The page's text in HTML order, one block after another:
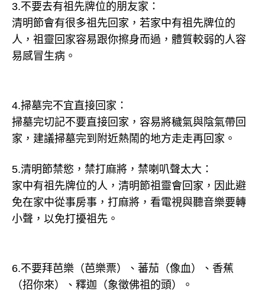
3.不要去有祖先牌位的朋友家：
清明節會有很多祖先回家，若家中有祖先牌位的
人，祖靈回家容易跟你擦身而過，體質較弱的人容
易感冒生病。
4.掃墓完不宜直接回家：
掃墓完切記不要直接回家，容易將穢氣與陰氣帶回
家，建議掃墓完到附近熱鬧的地方走走再回家。
5.清明節禁慾，禁打麻將，禁喇叭聲太大：
家中有祖先牌位的人，清明節祖靈會回家，因此避
免在家中從事房事，打麻將，看電視與聽音樂要轉
小聲，以免打擾祖先。
6.不要拜芭樂（芭樂票）、蕃茄（像血）、香蕉
（招你來）、釋迦（象徵佛祖的頭）。